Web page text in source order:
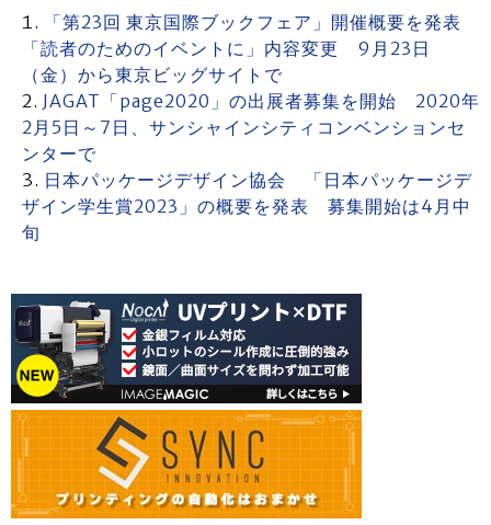
「第23回 東京国際ブックフェア」開催概要を発表
「読者のためのイベントに」内容変更 9月23日
（金）から東京ビッグサイトで
JAGAT「page2020」の出展者募集を開始 2020年
2月5日～7日、サンシャインシティコンベンションセ
ンターで
日本パッケージデザイン協会 「日本パッケージデ
ザイン学生賞2023」の概要を発表 募集開始は4月中
旬